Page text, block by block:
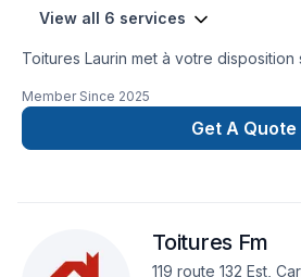
View all 6 services
Toitures Laurin met à votre
embellir vos espaces à Capitale-
Appalaches,Saguenay-Lac-Saint-
transparence, l'écoute et l'efficacité
centré sur vos besoins et vos
Member Since 2025
Get A Quote
Toitures Fm
119 route 132 Est,